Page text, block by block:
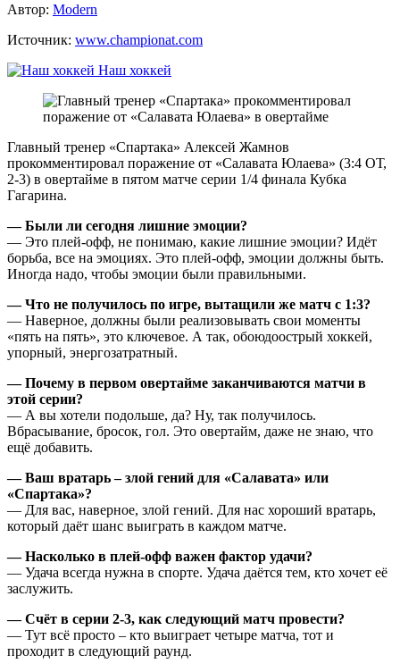
Автор: Modern
Источник: www.championat.com
Наш хоккей
Главный тренер «Спартака» Алексей Жамнов
прокомментировал поражение от «Салавата Юлаева» (3:4 ОТ,
2-3) в овертайме в пятом матче серии 1/4 финала Кубка
Гагарина.
— Были ли сегодня лишние эмоции?
— Это плей-офф, не понимаю, какие лишние эмоции? Идёт
борьба, все на эмоциях. Это плей-офф, эмоции должны быть.
Иногда надо, чтобы эмоции были правильными.
— Что не получилось по игре, вытащили же матч с 1:3?
— Наверное, должны были реализовывать свои моменты
«пять на пять», это ключевое. А так, обоюдоострый хоккей,
упорный, энергозатратный.
— Почему в первом овертайме заканчиваются матчи в
этой серии?
— А вы хотели подольше, да? Ну, так получилось.
Вбрасывание, бросок, гол. Это овертайм, даже не знаю, что
ещё добавить.
— Ваш вратарь – злой гений для «Салавата» или
«Спартака»?
— Для вас, наверное, злой гений. Для нас хороший вратарь,
который даёт шанс выиграть в каждом матче.
— Насколько в плей-офф важен фактор удачи?
— Удача всегда нужна в спорте. Удача даётся тем, кто хочет её
заслужить.
— Счёт в серии 2-3, как следующий матч провести?
— Тут всё просто – кто выиграет четыре матча, тот и
проходит в следующий раунд.